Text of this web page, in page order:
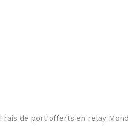
Frais de port offerts en relay